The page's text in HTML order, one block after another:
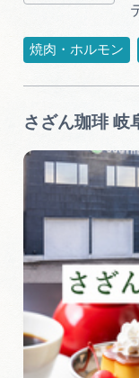
焼肉・ホルモン
さざん珈琲 岐